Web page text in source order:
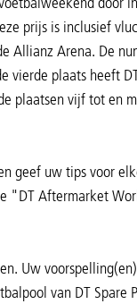
prijs is inclusief
Allianz Arena. De
vierde plaats heeft
plaatsen vijf tot en
geef uw tips voor
"DT Aftermarket
Uw
van DT Spare